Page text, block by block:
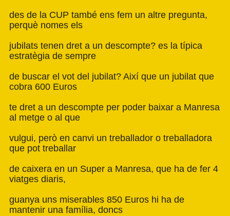
des de la CUP també ens fem un altre pregunta,
perquè nomes els
jubilats tenen dret a un descompte? es la típica
estratègia de sempre
de buscar el vot del jubilat? Així que un jubilat que
cobra 600 Euros
te dret a un descompte per poder baixar a Manresa
al metge o al que
vulgui, però en canvi un treballador o treballadora
que pot treballar
de caixera en un Super a Manresa, que ha de fer 4
viatges diaris,
guanya uns miserables 850 Euros hi ha de
mantenir una família, doncs